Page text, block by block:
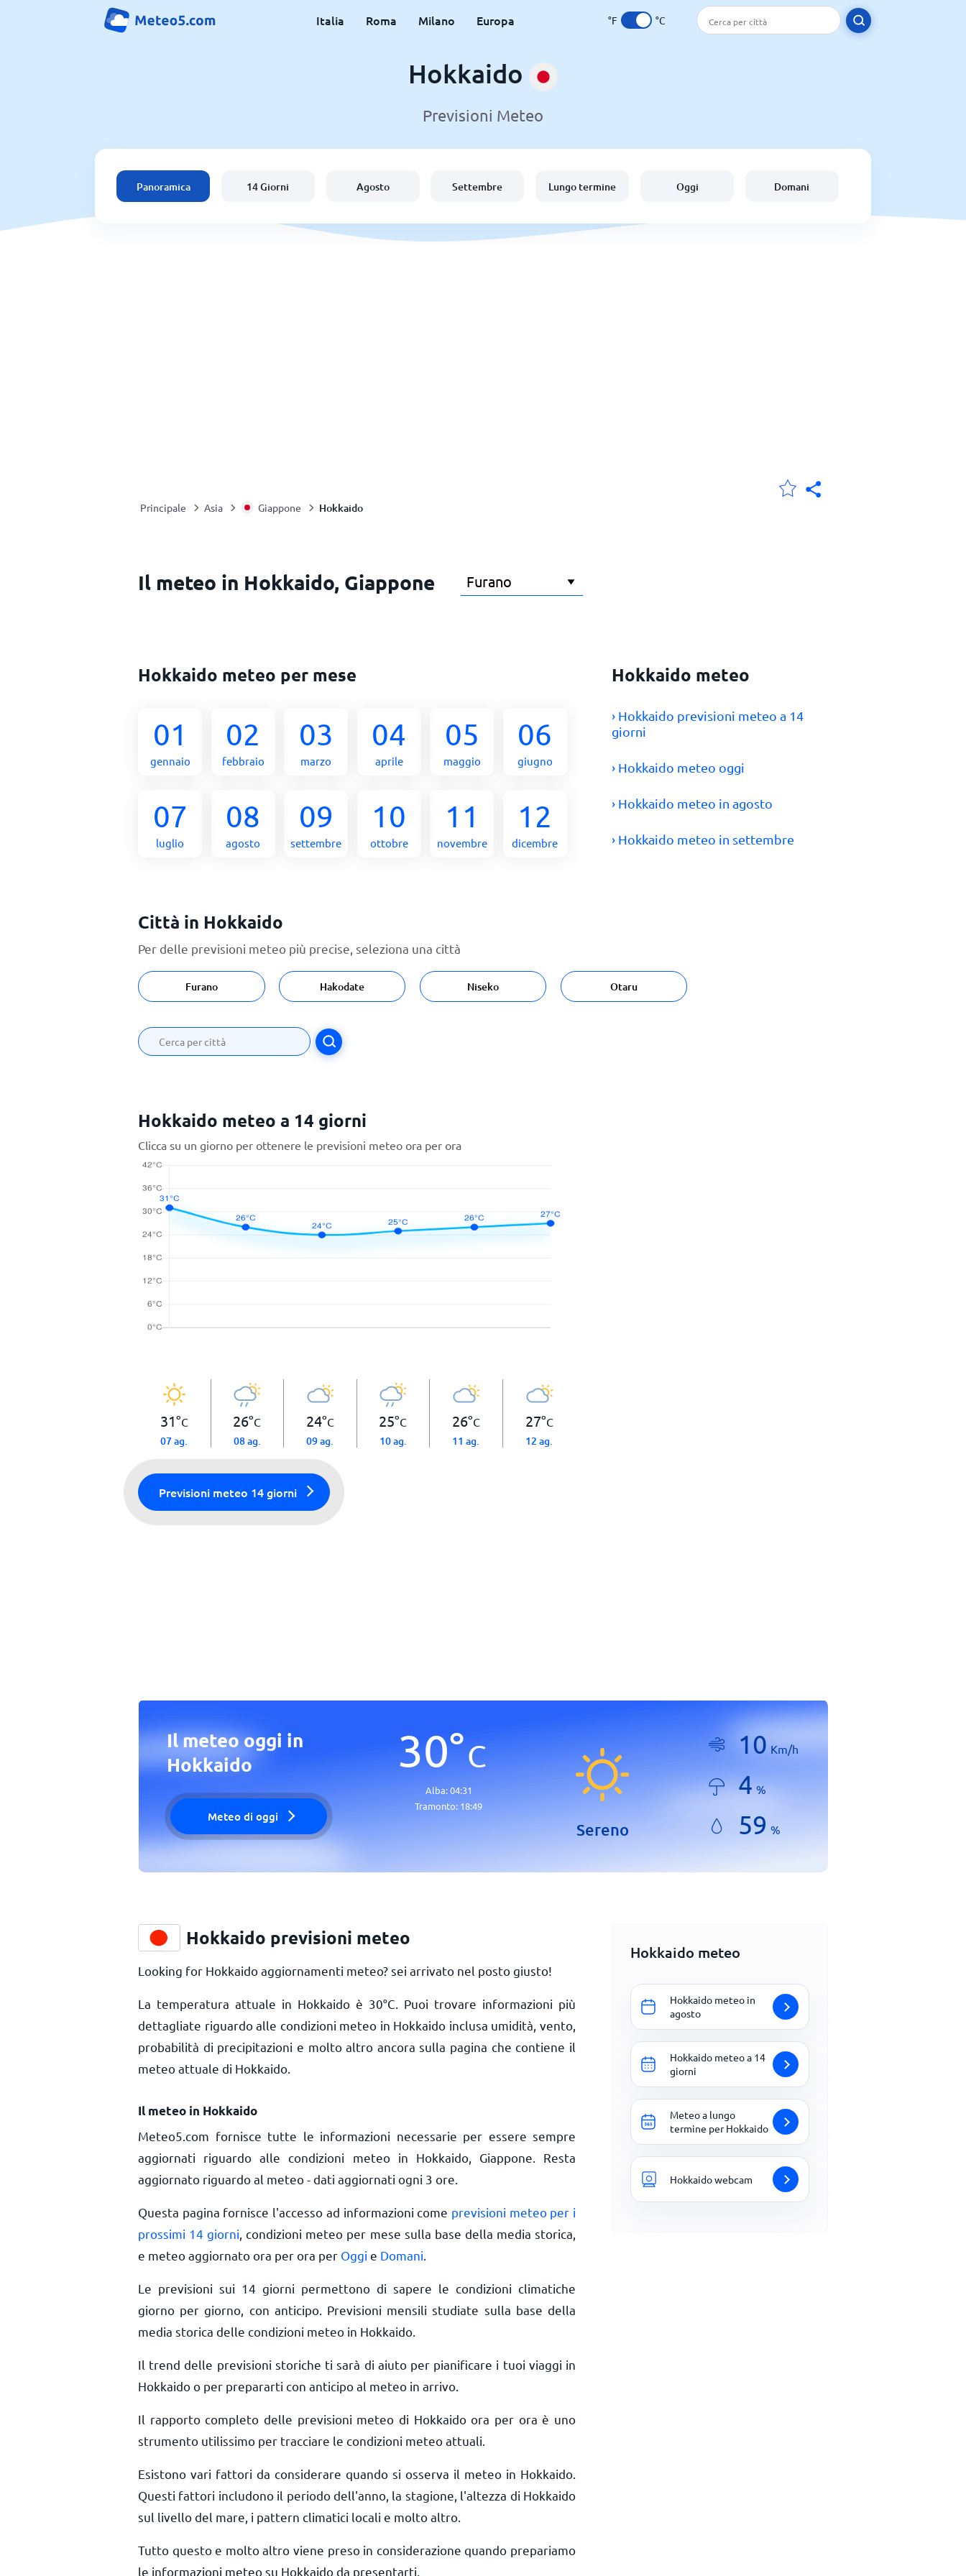
Italia Roma Milano Europa °F °C
Hokkaido
Previsioni Meteo
Panoramica 14 Giorni Agosto Settembre Lungo termine Oggi Domani
Principale Asia Giappone Hokkaido
Il meteo in Hokkaido, Giappone
Hokkaido meteo per mese
01
gennaio
02
febbraio
03
marzo
04
aprile
05
maggio
06
giugno
07
luglio
08
agosto
09
settembre
10
ottobre
11
novembre
12
dicembre
Hokkaido meteo
› Hokkaido previsioni meteo a 14
giorni
› Hokkaido meteo oggi
› Hokkaido meteo in agosto
› Hokkaido meteo in settembre
Città in Hokkaido
Per delle previsioni meteo più precise, seleziona una città
Furano Hakodate Niseko Otaru
Hokkaido meteo a 14 giorni
Clicca su un giorno per ottenere le previsioni meteo ora per ora
31°C
07 ag.
26°C
08 ag.
24°C
09 ag.
25°C
10 ag.
26°C
11 ag.
27°C
12 ag.
Previsioni meteo 14 giorni
Il meteo oggi in
Hokkaido
Meteo di oggi
30°C
Alba:04:31
Tramonto: 18:49
Sereno
10 Km/h
4 %
59 %
Hokkaido previsioni meteo
Looking for Hokkaido aggiornamenti meteo? sei arrivato nel posto giusto!
La temperatura attuale in Hokkaido è 30°C . Puoi trovare informazioni più
dettagliate riguardo alle condizioni meteo in Hokkaido inclusa umidità, vento,
probabilità di precipitazioni e molto altro ancora sulla pagina che contiene il
meteo attuale di Hokkaido.
Il meteo in Hokkaido
Meteo5.com fornisce tutte le informazioni necessarie per essere sempre
aggiornati riguardo alle condizioni meteo in Hokkaido, Giappone. Resta
aggiornato riguardo al meteo - dati aggiornati ogni 3 ore.
Questa pagina fornisce l'accesso ad informazioni come previsioni meteo per i
prossimi 14 giorni , condizioni meteo per mese sulla base della media storica,
e meteo aggiornato ora per ora per Oggi e Domani
Le previsioni sui 14 giorni permettono di sapere le condizioni climatiche
giorno per giorno, con anticipo. Previsioni mensili studiate sulla base della
media storica delle condizioni meteo in Hokkaido.
Il trend delle previsioni storiche ti sarà di aiuto per pianificare i tuoi viaggi in
Hokkaido o per prepararti con anticipo al meteo in arrivo.
Il rapporto completo delle previsioni meteo di Hokkaido ora per ora è uno
strumento utilissimo per tracciare le condizioni meteo attuali.
Esistono vari fattori da considerare quando si osserva il meteo in Hokkaido.
Questi fattori includono il periodo dell'anno, la stagione, l'altezza di Hokkaido
sul livello del mare, i pattern climatici locali e molto altro.
Tutto questo e molto altro viene preso in considerazione quando prepariamo
le informazioni meteo su Hokkaido da presentarti.
Hokkaido meteo
Hokkaido meteo in
agosto
Hokkaido meteo a 14
giorni
Meteo a lungo
termine per Hokkaido
Hokkaido webcam